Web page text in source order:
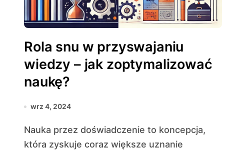
Rola snu w przyswajaniu
wiedzy – jak zoptymalizować
naukę?
wrz 4, 2024
Nauka przez doświadczenie to koncepcja,
która zyskuje coraz większe uznanie